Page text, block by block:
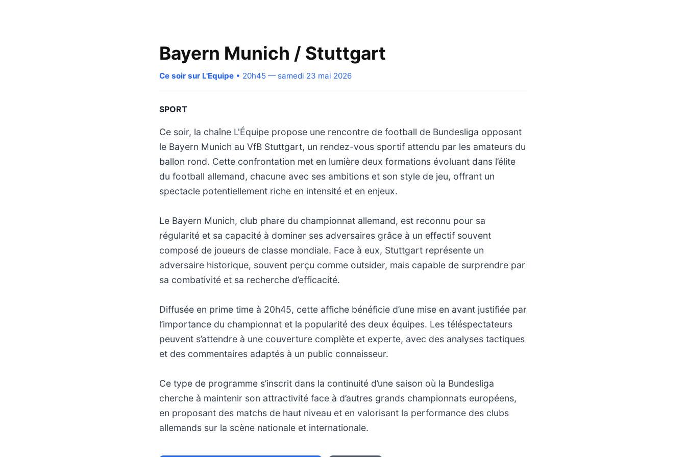
Bayern Munich / Stuttgart
Ce soir sur L'Equipe • 20h45 — samedi 23 mai 2026
SPORT
Ce soir, la chaîne L'Équipe propose une rencontre de football de Bundesliga opposant
le Bayern Munich au VfB Stuttgart, un rendez-vous sportif attendu par les amateurs du
ballon rond. Cette confrontation met en lumière deux formations évoluant dans l’élite
du football allemand, chacune avec ses ambitions et son style de jeu, offrant un
spectacle potentiellement riche en intensité et en enjeux.
Le Bayern Munich, club phare du championnat allemand, est reconnu pour sa
régularité et sa capacité à dominer ses adversaires grâce à un effectif souvent
composé de joueurs de classe mondiale. Face à eux, Stuttgart représente un
adversaire historique, souvent perçu comme outsider, mais capable de surprendre par
sa combativité et sa recherche d’efficacité.
Diffusée en prime time à 20h45, cette affiche bénéficie d’une mise en avant justifiée par
l’importance du championnat et la popularité des deux équipes. Les téléspectateurs
peuvent s’attendre à une couverture complète et experte, avec des analyses tactiques
et des commentaires adaptés à un public connaisseur.
Ce type de programme s’inscrit dans la continuité d’une saison où la Bundesliga
cherche à maintenir son attractivité face à d’autres grands championnats européens,
en proposant des matchs de haut niveau et en valorisant la performance des clubs
allemands sur la scène nationale et internationale.